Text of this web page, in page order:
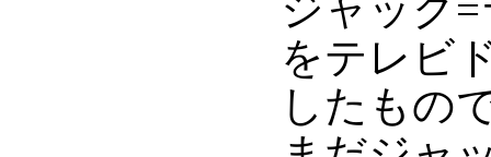
をテレビ
したもの